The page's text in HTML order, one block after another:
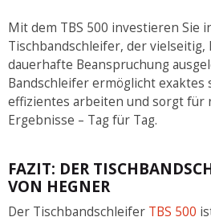
Mit dem TBS 500 investieren Sie
Tischbandschleifer, der
dauerhafte Beanspruchung
Bandschleifer ermöglicht
effizientes arbeiten und sorgt für
Ergebnisse – Tag für Tag.
FAZIT: DER
VON HEGNER
Der Tischbandschleifer TBS 500